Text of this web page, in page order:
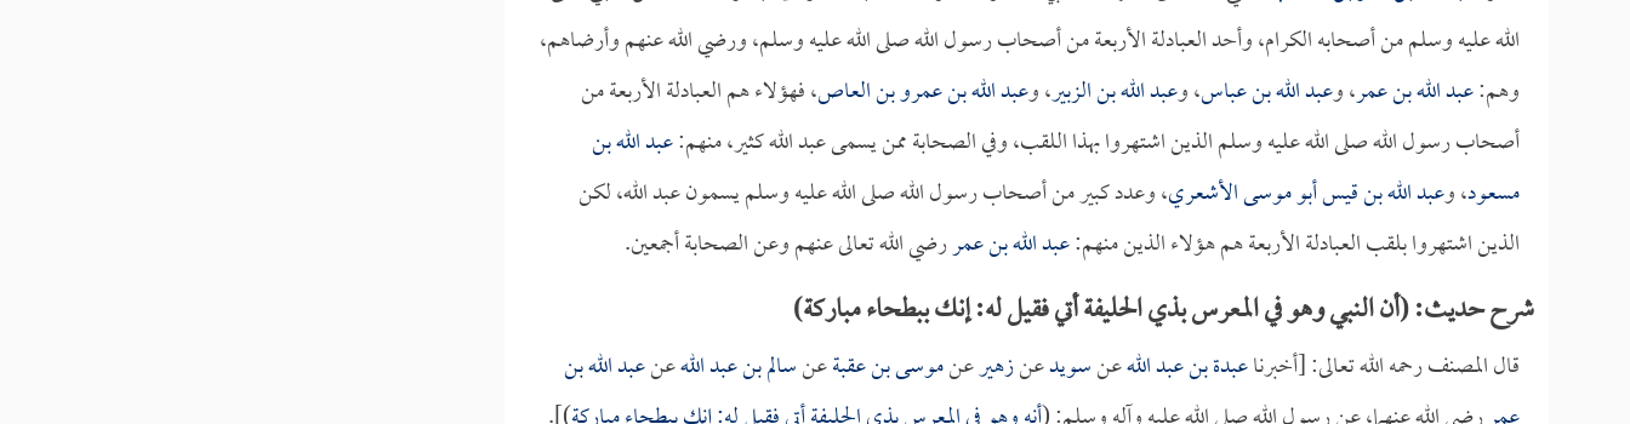
الله عليه وسلم من أصحابه الكرام، وأحد العبادلة الأربعة من أصحاب رسول الله صلى الله عليه وسلم، ورضي الله عنهم وأرضاهم،
وهم:عبد الله بن عمر، وعبد الله بن عباس، وعبد الله بن الزبير، وعبد الله بن عمرو بن العاص، فهؤلاء هم العبادلة الأربعة من
أصحاب رسول الله صلى الله عليه وسلم الذين اشتهروا بهذا اللقب، وفي الصحابة ممن يسمى عبد الله كثير، منهم:عبد الله بن
مسعود، وعبد الله بن قيس أبو موسى الأشعري، وعدد كبير من أصحاب رسول الله صلى الله عليه وسلم يسمون عبد الله، لكن
الذين اشتهروا بلقب العبادلة الأربعة هم هؤلاء الذين منهم:عبد الله بن عمررضي الله تعالى عنهم وعن الصحابة أجمعين.
شرح حديث: (أن النبي وهو في المعرس بذي الحليفة أتي فقيل له: إنك ببطحاء مباركة)
قال المصنف رحمه الله تعالى: [أخبرناعبدة بن عبد اللهعنسويدعنزهيرعنموسى بن عقبةعنسالم بن عبد اللهعنعبد الله بن